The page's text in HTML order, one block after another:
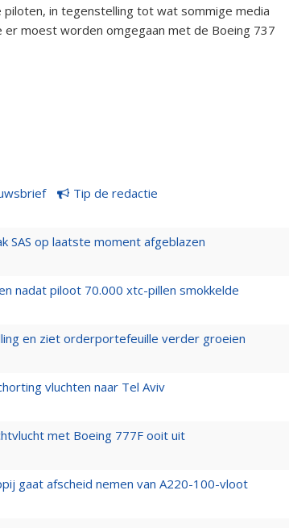
in tegenstelling tot wat sommige media
moest worden omgegaan met de Boeing 737
Tip de redactie
SAS op laatste moment afgeblazen
nadat piloot 70.000 xtc-pillen smokkelde
en ziet orderportefeuille verder groeien
vluchten naar Tel Aviv
met Boeing 777F ooit uit
gaat afscheid nemen van A220-100-vloot